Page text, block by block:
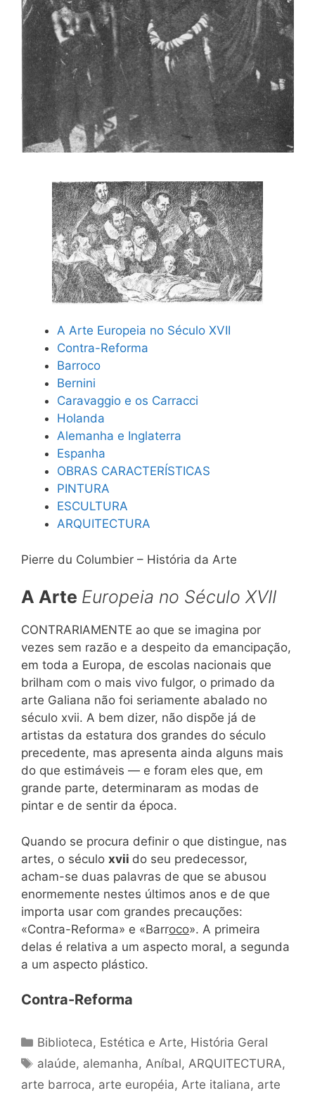
A Arte Europeia no Século XVII
Contra-Reforma
Barroco
Bernini
Caravaggio e os Carracci
Holanda
Alemanha e Inglaterra
Espanha
OBRAS CARACTERÍSTICAS
PINTURA
ESCULTURA
ARQUITECTURA
Pierre du Columbier – História da Arte
A Arte Europeia no Século XVII
CONTRARIAMENTE ao que se imagina por
vezes sem razão e a despeito da emancipação,
em toda a Europa, de escolas nacionais que
brilham com o mais vivo fulgor, o primado da
arte Galiana não foi seriamente abalado no
século xvii. A bem dizer, não dispõe já de
artistas da estatura dos grandes do século
precedente, mas apresenta ainda alguns mais
do que estimáveis — e foram eles que, em
grande parte, determinaram as modas de
pintar e de sentir da época.
Quando se procura definir o que distingue, nas
artes, o século xvii do seu predecessor,
acham-se duas palavras de que se abusou
enormemente nestes últimos anos e de que
importa usar com grandes precauções:
«Contra-Reforma» e «Barroco». A primeira
delas é relativa a um aspecto moral, a segunda
a um aspecto plástico.
Contra-Reforma
Categorias
Biblioteca, Estética e Arte, História Geral
Tags
alaúde, alemanha,Aníbal,ARQUITECTURA,
arte barroca, arte européia, Arte italiana, arte